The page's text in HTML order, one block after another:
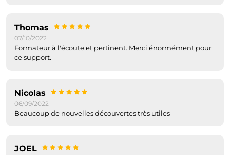
Thomas
07/10/2022
Formateur à l'écoute et pertinent. Merci énormément pour
ce support.
Nicolas
06/09/2022
Beaucoup de nouvelles découvertes très utiles
JOEL